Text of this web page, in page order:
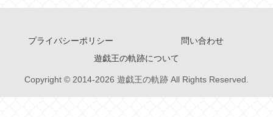
プライバシーポリシー
問い合わせ
遊戯王の軌跡について
Copyright © 2014-2026 遊戯王の軌跡 All Rights Reserved.